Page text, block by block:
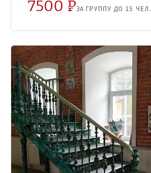
7500 ₽ЗА ГРУППУ ДО 15 ЧЕЛ.